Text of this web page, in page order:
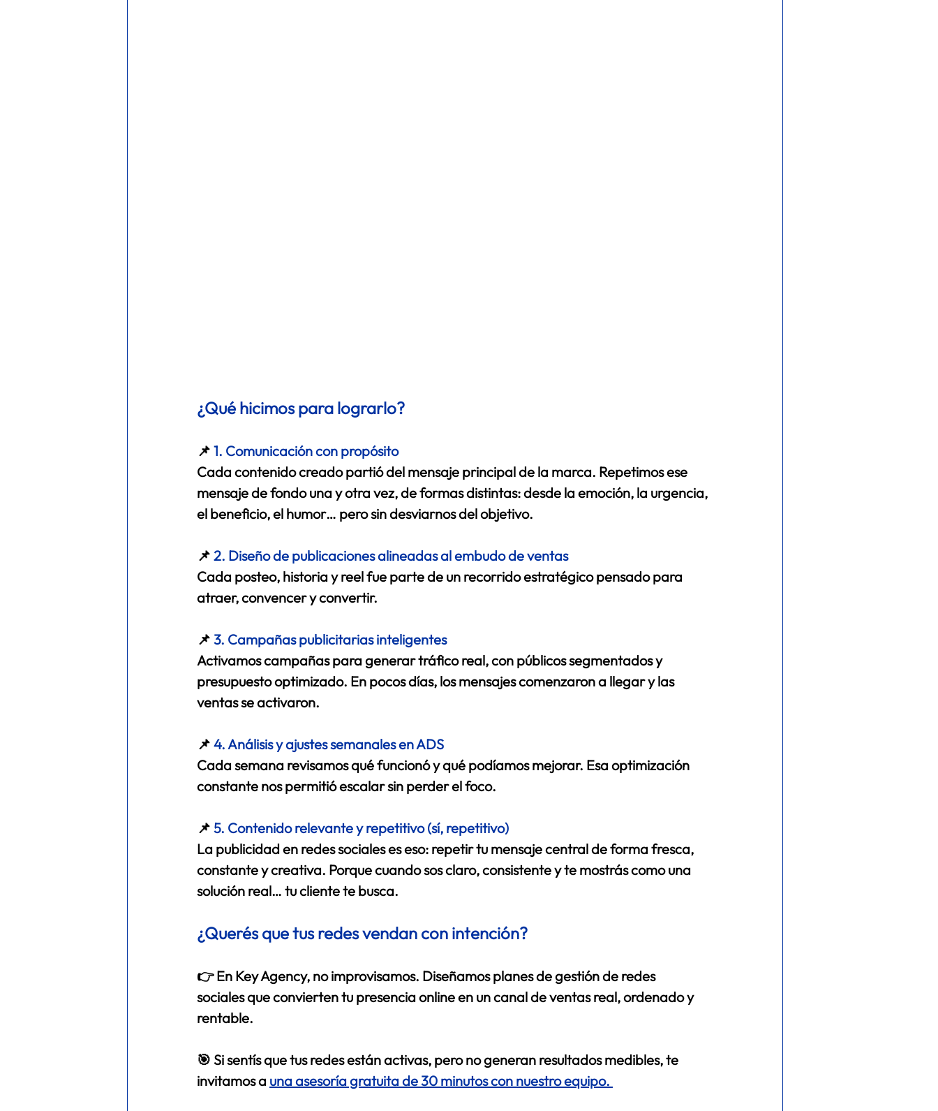
¿Qué hicimos para lograrlo?
📌 1. Comunicación con propósito
Cada contenido creado partió del mensaje principal de la marca. Repetimos ese
mensaje de fondo una y otra vez, de formas distintas: desde la emoción, la urgencia,
el beneficio, el humor… pero sin desviarnos del objetivo.
📌 2. Diseño de publicaciones alineadas al embudo de ventas
Cada posteo, historia y reel fue parte de un recorrido estratégico pensado para
atraer, convencer y convertir.
📌 3. Campañas publicitarias inteligentes
Activamos campañas para generar tráfico real, con públicos segmentados y
presupuesto optimizado. En pocos días, los mensajes comenzaron a llegar y las
ventas se activaron.
📌 4. Análisis y ajustes semanales en ADS
Cada semana revisamos qué funcionó y qué podíamos mejorar. Esa optimización
constante nos permitió escalar sin perder el foco.
📌 5. Contenido relevante y repetitivo (sí, repetitivo)
La publicidad en redes sociales es eso: repetir tu mensaje central de forma fresca,
constante y creativa. Porque cuando sos claro, consistente y te mostrás como una
solución real… tu cliente te busca.
¿Querés que tus redes vendan con intención?
👉 En Key Agency, no improvisamos. Diseñamos planes de gestión de redes
sociales que convierten tu presencia online en un canal de ventas real, ordenado y
rentable.
🎯 Si sentís que tus redes están activas, pero no generan resultados medibles, te
invitamos a una asesoría gratuita de 30 minutos con nuestro equipo.